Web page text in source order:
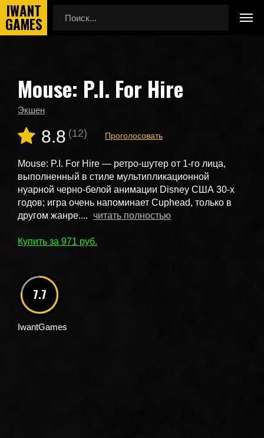
Главная
Новые игры
Mouse: P.I. For Hire
Mouse: P.I. For Hire
Экшен
8.8 (12) Проголосовать
Mouse: P.I. For Hire — ретро-шутер от 1-го лица,
выполненный в стиле мультипликационной
нуарной черно-белой анимации Disney США 30-х
годов; игра очень напоминает Cuphead, только в
другом жанре....
читать полностью
Купить за 971 руб.
7.7
IwantGames